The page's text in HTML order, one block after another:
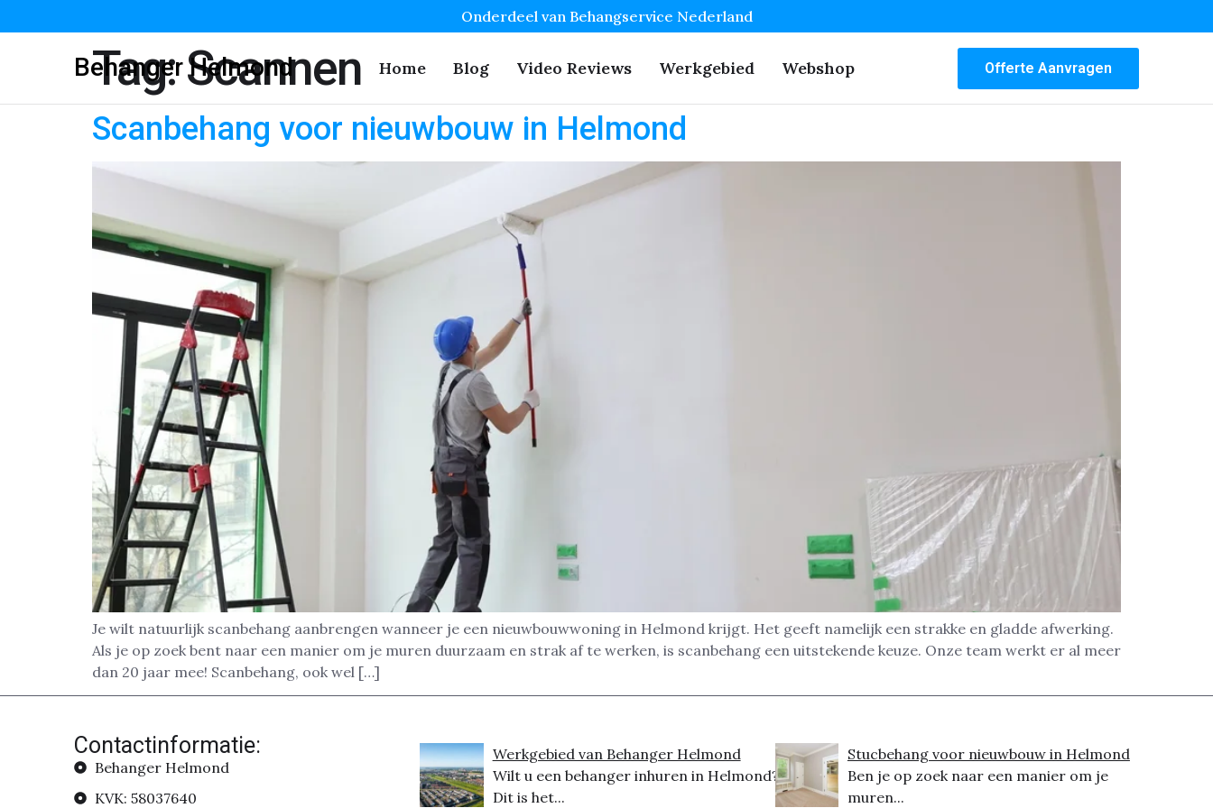
Onderdeel van Behangservice Nederland
Behanger Helmond Home Blog Video Reviews Werkgebied Webshop Offerte Aanvragen
Tag:Scannen
Scanbehang voor nieuwbouw in Helmond
Je wilt natuurlijk scanbehang aanbrengen wanneer je een nieuwbouwwoning in Helmond krijgt. Het geeft namelijk een strakke en gladde afwerking.
Als je op zoek bent naar een manier om je muren duurzaam en strak af te werken, is scanbehang een uitstekende keuze. Onze team werkt er al meer
dan 20 jaar mee! Scanbehang, ook wel […]
Contactinformatie:
Behanger Helmond
KVK: 58037640
Werkgebied van Behanger Helmond
Wilt u een behanger inhuren in Helmond?
Dit is het...
Stucbehang voor nieuwbouw in Helmond
Ben je op zoek naar een manier om je
muren...